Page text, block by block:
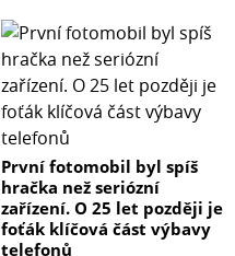
První fotomobil byl spíš
hračka než seriózní
zařízení. O 25 let později je
foťák klíčová část výbavy
telefonů